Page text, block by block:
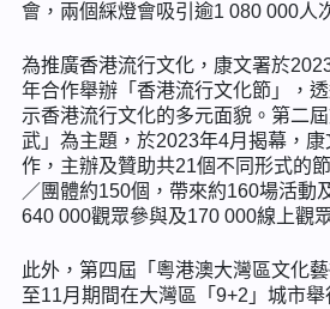
會，兩個綵燈會吸引逾1 080 000人
為推廣香港流行文化，康文署於
年合作舉辦「香港流行文化節」，
示香港流行文化的多元面貌。第二
武」為主題，於2023年4月揭幕，
作，主辦及贊助共21個不同形式的
／團體約150個，帶來約160場活動
640 000觀眾參與及170 000線上觀
此外，第四屆「粵港澳大灣區文化
至11月期間在大灣區「9+2」城市